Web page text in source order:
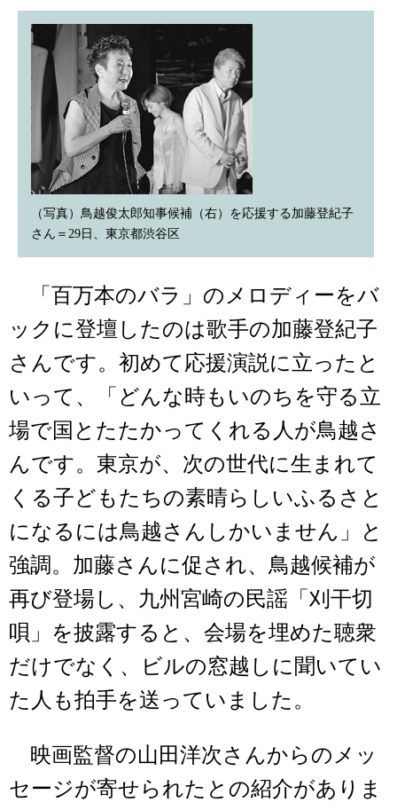
（写真）鳥越俊太郎知事候補（右）を応援する加藤登紀子
さん＝29日、東京都渋谷区
「百万本のバラ」のメロディーをバ
ックに登壇したのは歌手の加藤登紀子
さんです。初めて応援演説に立ったと
いって、「どんな時もいのちを守る立
場で国とたたかってくれる人が鳥越さ
んです。東京が、次の世代に生まれて
くる子どもたちの素晴らしいふるさと
になるには鳥越さんしかいません」と
強調。加藤さんに促され、鳥越候補が
再び登場し、九州宮崎の民謡「刈干切
唄」を披露すると、会場を埋めた聴衆
だけでなく、ビルの窓越しに聞いてい
た人も拍手を送っていました。
映画監督の山田洋次さんからのメッ
セージが寄せられたとの紹介がありま